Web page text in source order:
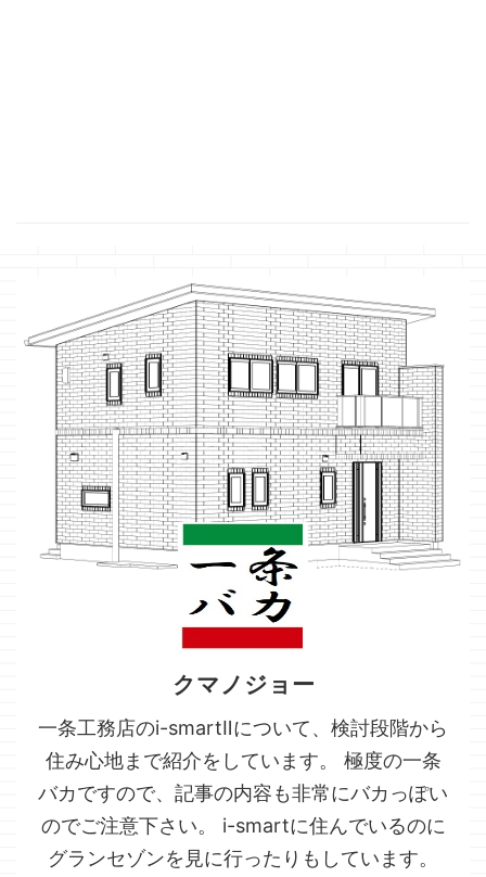
クマノジョー
一条工務店のi-smartⅡについて、検討段階から
住み心地まで紹介をしています。 極度の一条
バカですので、記事の内容も非常にバカっぽい
のでご注意下さい。 i-smartに住んでいるのに
グランセゾンを見に行ったりもしています。